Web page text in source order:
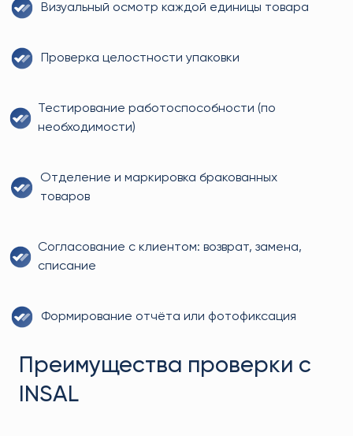
Визуальный осмотр каждой единицы товара
Проверка целостности упаковки
Тестирование работоспособности (по
необходимости)
Отделение и маркировка бракованных
товаров
Согласование с клиентом: возврат, замена,
списание
Формирование отчёта или фотофиксация
Преимущества проверки с
INSAL